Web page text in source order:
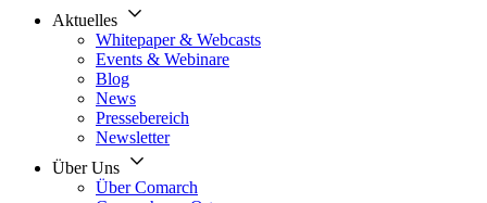
Aktuelles
Whitepaper & Webcasts
Events & Webinare
Blog
News
Pressebereich
Newsletter
Über Uns
Über Comarch